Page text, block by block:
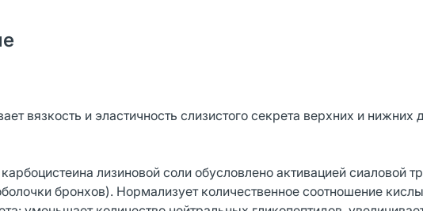
вязкость и эластичность слизистого секрета верхних и нижних
лизиновой соли обусловлено активацией сиаловой
бронхов). Нормализует количественное соотношение